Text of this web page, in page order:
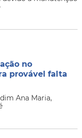
no
provável falta
Ana Maria,